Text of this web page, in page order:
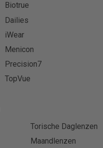
Biotrue
Dailies
iWear
Menicon
Precision7
TopVue
Torische Daglenzen
Maandlenzen